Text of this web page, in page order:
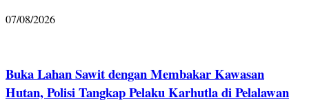
07/08/2026
Buka Lahan Sawit dengan Membakar Kawasan
Hutan, Polisi Tangkap Pelaku Karhutla di Pelalawan